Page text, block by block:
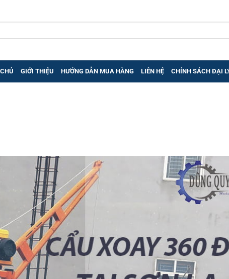
GIỚI THIỆU HƯỚNG DẪN MUA HÀNG LIÊN HỆ CHÍNH SÁCH ĐẠI